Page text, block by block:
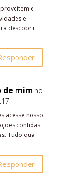
e
e
descobrir
de mim no
acesse nosso
contidas
Tudo que